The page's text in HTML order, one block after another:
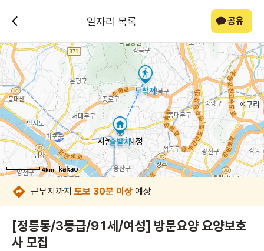
일자리 목록 공유
4km
4km
4km
4km
4km
4km
4km
근무지까지 도보 30분 이상 예상
[정릉동/3등급/91세/여성] 방문요양 요양보호
사 모집